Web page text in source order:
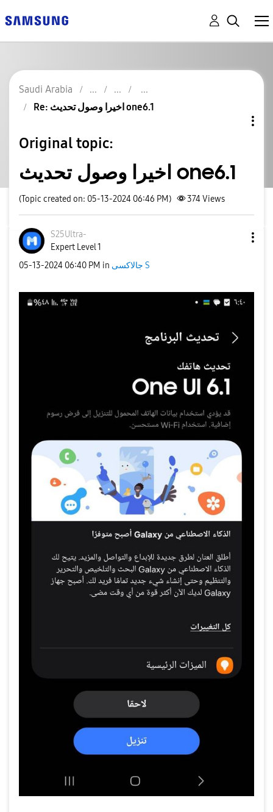
Saudi Arabia
Re: اخيرا وصول تحديث one6.1
Original topic:
اخيرا وصول تحديث one6.1
(Topic created on: 05-13-2024 06:46 PM) 374Views
S25Ultra-
Expert Level 1
‎05-13-2024 06:40 PM in جالاكسى S